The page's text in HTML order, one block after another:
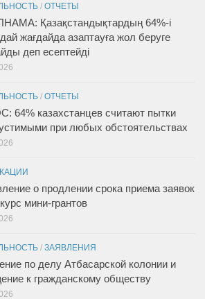
/ ОТЧЕТЫ
Қазақстандықтардың 64%-і
жағдайда азаптауға жол беруге
деп есептейді
/ ОТЧЕТЫ
64% казахстанцев считают пытки
при любых обстоятельствах
о продлении срока приема заявок
мини-грантов
/ ЗАЯВЛЕНИЯ
по делу Атбасарской колонии и
к гражданскому обществу